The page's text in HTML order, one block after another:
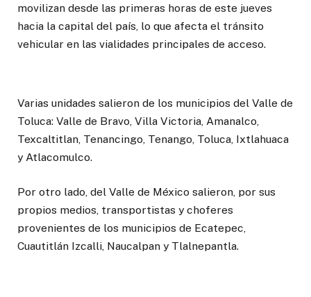
movilizan desde las primeras horas de este jueves
hacia la capital del país, lo que afecta el tránsito
vehicular en las vialidades principales de acceso.
Varias unidades salieron de los municipios del Valle de
Toluca: Valle de Bravo, Villa Victoria, Amanalco,
Texcaltitlan, Tenancingo, Tenango, Toluca, Ixtlahuaca
y Atlacomulco.
Por otro lado, del Valle de México salieron, por sus
propios medios, transportistas y choferes
provenientes de los municipios de Ecatepec,
Cuautitlán Izcalli, Naucalpan y Tlalnepantla.